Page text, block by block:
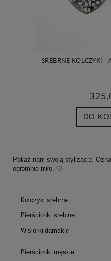
SREBRNE KOLCZYKI -
DO
Pokaż nam swoją stylizację.
ogromnie miło. 🤍
Kolczyki srebrne
Pierścionki srebrne
Wisiorki damskie
Pierścionki męskie